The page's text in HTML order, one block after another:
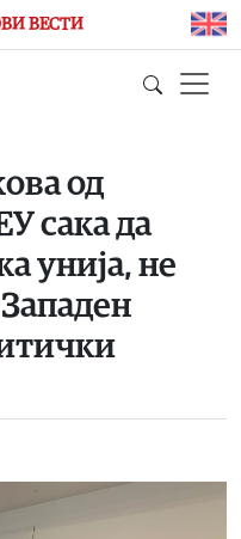
ВЕСТИ
од
сака да
унија, не